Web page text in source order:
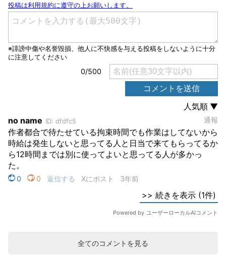
全てのコメントを見る